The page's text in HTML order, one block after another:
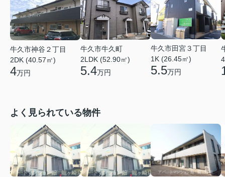
牛久市神谷２丁目
2DK (40.57㎡)
4万円
牛久市牛久町
2LDK (52.90㎡)
5.4万円
牛久市田宮３丁目
1K (26.45㎡)
5.5万円
よく見られている物件